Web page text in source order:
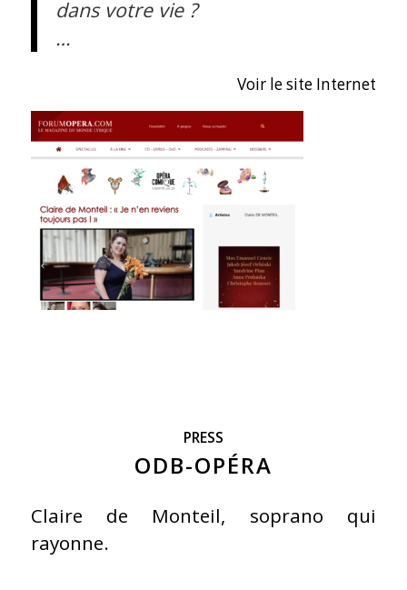
dans votre vie ?
…
Voir le site Internet
PRESS
ODB-OPÉRA
Claire de Monteil, soprano qui
rayonne.